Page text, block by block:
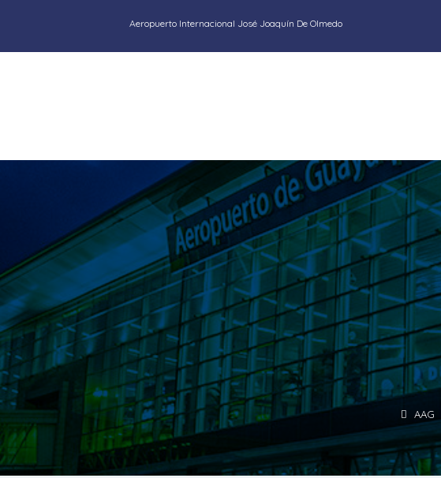
Aeropuerto Internacional José Joaquín De Olmedo
AAG